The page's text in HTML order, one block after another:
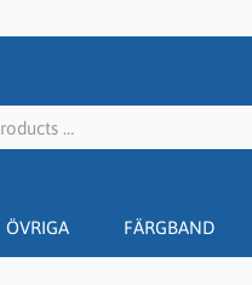
ÖVRIGA FÄRGBAND